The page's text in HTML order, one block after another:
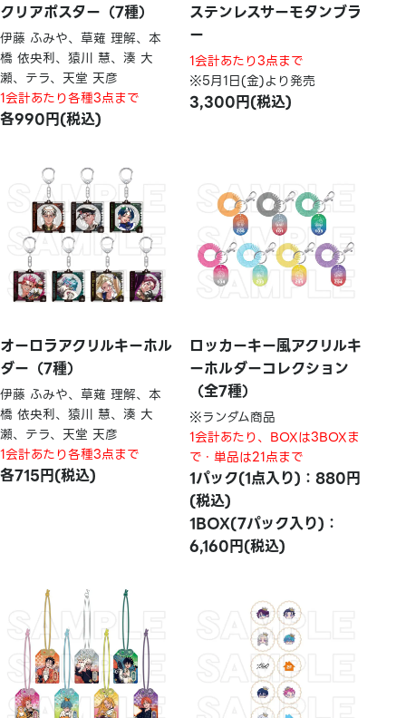
クリアポスター（7種）
伊藤 ふみや、草薙 理解、本
橋 依央利、猿川 慧、湊 大
瀬、テラ、天堂 天彦
1会計あたり各種3点まで
各990円(税込)
ステンレスサーモタンブラ
ー
1会計あたり3点まで
※5月1日(金)より発売
3,300円(税込)
オーロラアクリルキーホル
ダー（7種）
伊藤 ふみや、草薙 理解、本
橋 依央利、猿川 慧、湊 大
瀬、テラ、天堂 天彦
1会計あたり各種3点まで
各715円(税込)
ロッカーキー風アクリルキ
ーホルダーコレクション
（全7種）
※ランダム商品
1会計あたり、BOXは3BOXま
で・単品は21点まで
1パック(1点入り)：880円
(税込)
1BOX(7パック入り)：
6,160円(税込)